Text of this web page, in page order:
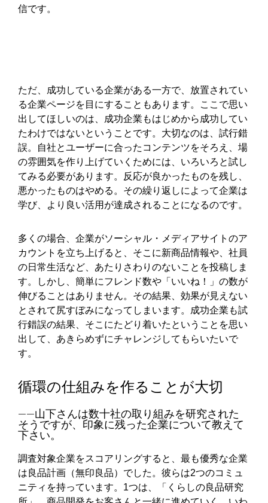
信です。
ただ、成功している企業がある一方で、放置されてい
る企業ページを目にすることもあります。ここで思い
出してほしいのは、成功企業もはじめから成功してい
たわけではないということです。大切なのは、試行錯
誤。自社とユーザーに合ったコンテンツをそろえ、場
の雰囲気を作り上げていくためには、いろいろと試し
てみる必要があります。反応が良かったものを残し、
悪かったものはやめる。その繰り返しによって企業は
学び、より良い活用が達成されることになるのです。
多くの場合、企業がソーシャル・メディアサイトのア
カウントを立ち上げると、そこに新商品情報や、社員
の日常生活など、あたりさわりのないことを投稿しま
す。しかし、簡単にフレンド数や「いいね！」の数が
伸びることはありません。その結果、効果が見えない
とされて尻すぼみになってしまいます。成功企業も試
行錯誤の結果、そこにたどり着いたということを思い
出して、あきらめずにチャレンジしてもらいたいで
す。
循環の仕組みを作ることが大切
――山下さんは数十社の取り組みを研究された
そうですが、印象に残った企業について教えて
下さい。
調査対象企業をスコアリングすると、最も優秀な企業
は良品計画（無印良品）でした。彼らは2つのコミュ
ニティを持っています。1つは、「くらしの良品研究